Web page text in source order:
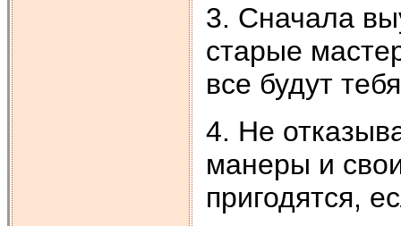
3. Сначала
старые
все будут
4. Не
манеры и
пригодятся,